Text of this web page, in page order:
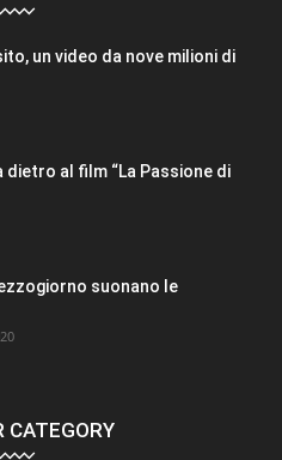
un video da nove milioni di
dietro al film “La Passione di
suonano le
CATEGORY